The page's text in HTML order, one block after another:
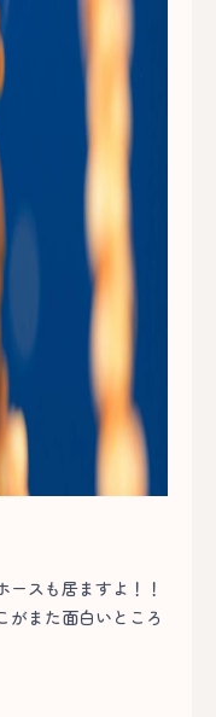
スも居ますよ！！
がまた面白いところ